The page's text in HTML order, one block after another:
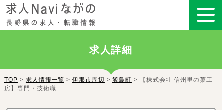
求人詳細
TOP > 求人情報一覧 > 伊那市周辺 > 飯島町 > 【株式会社 信州里の菓工
房】専門・技術職